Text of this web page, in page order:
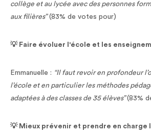
collège et au lycée avec des personnes
aux filières”(83% de votes pour)
💡 Faire évoluer l'école et les
Emmanuelle : “Il faut revoir en profondeur
l’école et en particulier les méthodes
adaptées à des classes de 35 élèves”(83%
💡 Mieux prévenir et prendre en charge